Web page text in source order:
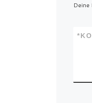
*